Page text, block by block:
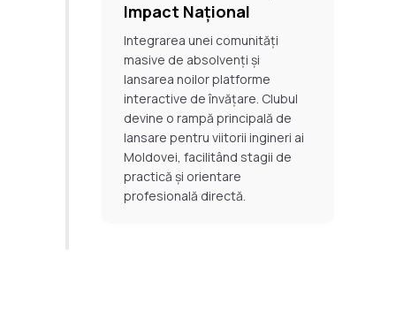
Impact Național
Integrarea unei comunități
masive de absolvenți și
lansarea noilor platforme
interactive de învățare. Clubul
devine o rampă principală de
lansare pentru viitorii ingineri ai
Moldovei, facilitând stagii de
practică și orientare
profesională directă.